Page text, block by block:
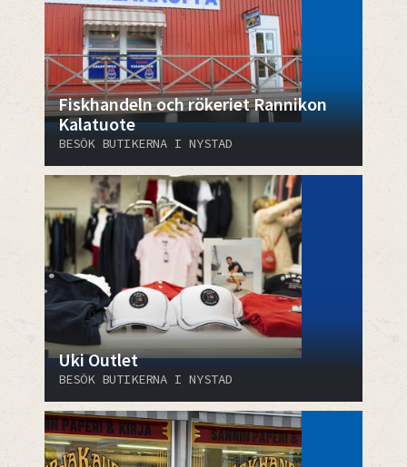
Fiskhandeln och rökeriet Rannikon
Kalatuote
BESÖK BUTIKERNA I NYSTAD
Uki Outlet
BESÖK BUTIKERNA I NYSTAD